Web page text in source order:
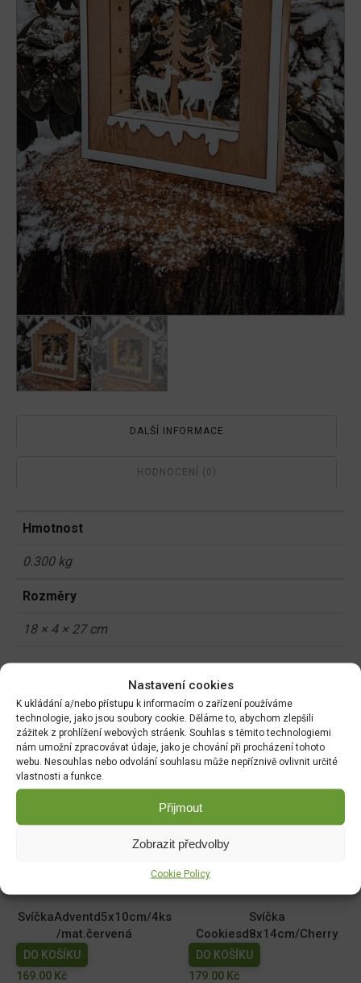
Nastavení cookies
K ukládání a/nebo přístupu k informacím o zařízení používáme
technologie, jako jsou soubory cookie. Děláme to, abychom zlepšili
zážitek z prohlížení webových stráenk. Souhlas s těmito technologiemi
nám umožní zpracovávat údaje, jako je chování při procházení tohoto
webu. Nesouhlas nebo odvolání souhlasu může nepříznivě ovlivnit určité
vlastnosti a funkce.
Přijmout
Zobrazit předvolby
Cookie Policy
DALŠÍ INFORMACE
HODNOCENÍ (0)
Hmotnost
0.300 kg
Rozměry
18 × 4 × 27 cm
Související produkty:
AROME sójová svíčka 400g
dřevěný knot Soft Linen
DO KOŠÍKU
299.00Kč
Františky vánoční 36ks - 6
vůní
DO KOŠÍKU
45.00Kč
Háčky na ván. stromeček
SvíčkaAdventd5x10cm/4ks
169.00
SvíčkaAdventd5x10cm/4ks
/mat.červená
DO KOŠÍKU
169.00 Kč
Svíčka
Cookiesd8x14cm/Cherry
DO KOŠÍKU
179.00 Kč